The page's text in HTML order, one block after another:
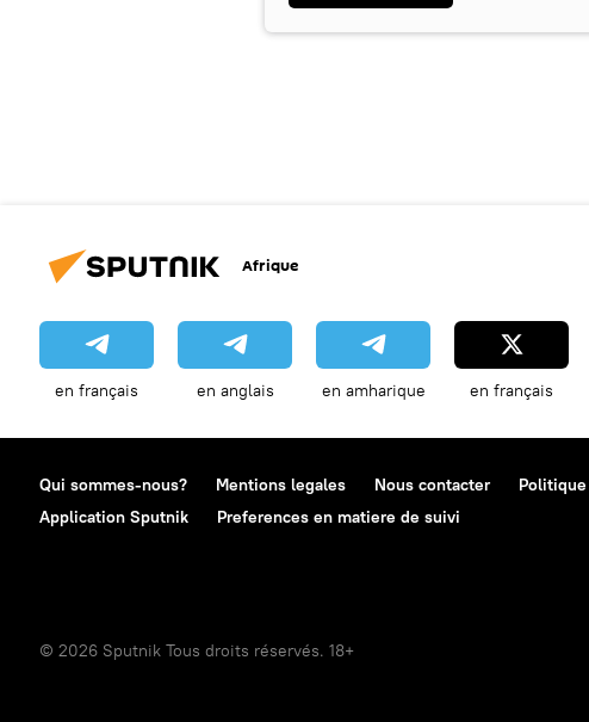
Afrique
en français en anglais en amharique en français
Qui sommes-nous? Mentions legales Nous contacter
Application Sputnik
Preferences en matiere de suivi
© 2026 Sputnik Tous droits réservés. 18+